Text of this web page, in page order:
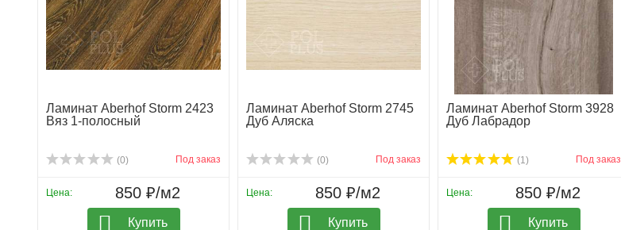
Ламинат Aberhof Storm 2423
Вяз 1-полосный
(0) Под заказ
Цена: 850 ₽/м2
Купить
Ламинат Aberhof Storm 2745
Дуб Аляска
(0) Под заказ
Цена: 850 ₽/м2
Купить
Ламинат Aberhof Storm 3928
Дуб Лабрадор
(1) Под заказ
Цена: 850 ₽/м2
Купить